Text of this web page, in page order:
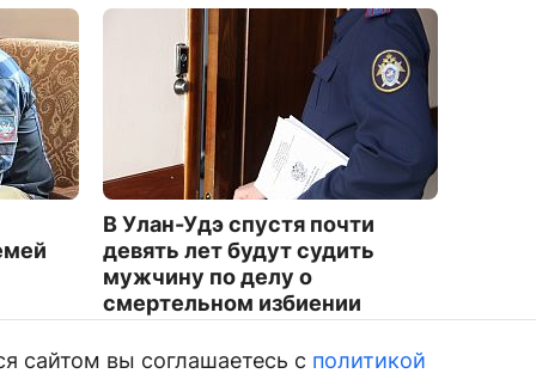
В Улан-Удэ спустя почти
девять лет будут судить
мужчину по делу о
смертельном избиении
сайтом вы соглашаетесь с политикой